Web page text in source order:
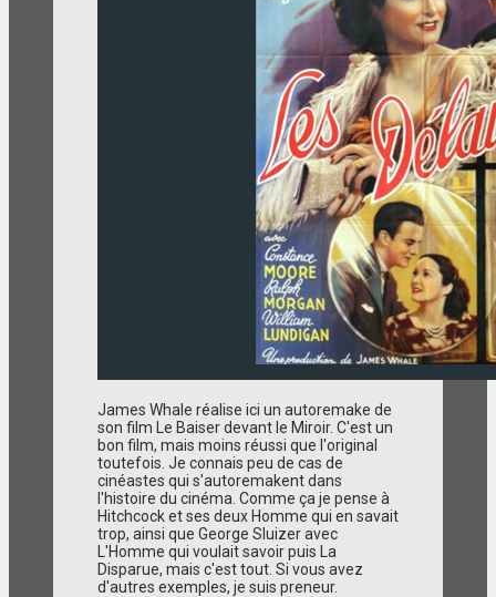
James Whale réalise ici un autoremake de
son film Le Baiser devant le Miroir. C'est un
bon film, mais moins réussi que l'original
toutefois. Je connais peu de cas de
cinéastes qui s'autoremakent dans
l'histoire du cinéma. Comme ça je pense à
Hitchcock et ses deux Homme qui en savait
trop, ainsi que George Sluizer avec
L'Homme qui voulait savoir puis La
Disparue, mais c'est tout. Si vous avez
d'autres exemples, je suis preneur.